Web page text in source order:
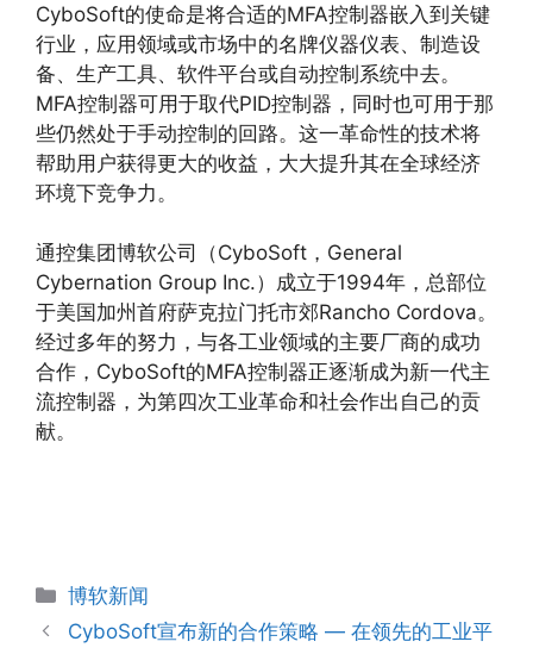
CyboSoft的使命是将合适的MFA控制器嵌入到关键
行业，应用领域或市场中的名牌仪器仪表、制造设
备、生产工具、软件平台或自动控制系统中去。
MFA控制器可用于取代PID控制器，同时也可用于那
些仍然处于手动控制的回路。这一革命性的技术将
帮助用户获得更大的收益，大大提升其在全球经济
环境下竞争力。
通控集团博软公司（CyboSoft，General
Cybernation Group Inc.）成立于1994年，总部位
于美国加州首府萨克拉门托市郊Rancho Cordova。
经过多年的努力，与各工业领域的主要厂商的成功
合作，CyboSoft的MFA控制器正逐渐成为新一代主
流控制器，为第四次工业革命和社会作出自己的贡
献。
分
类
博软新闻
CyboSoft宣布新的合作策略 — 在领先的工业平